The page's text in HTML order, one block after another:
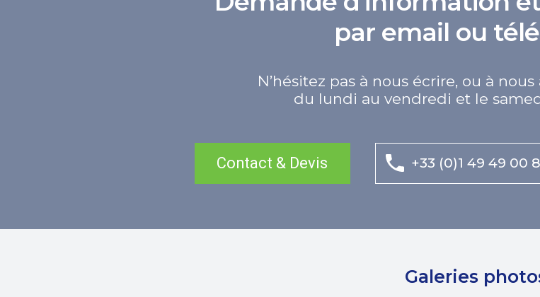
par email ou
N’hésitez pas à nous écrire, ou à
du lundi au vendredi et le
Contact & Devis +33 (0)1 49 49 00
Galeries